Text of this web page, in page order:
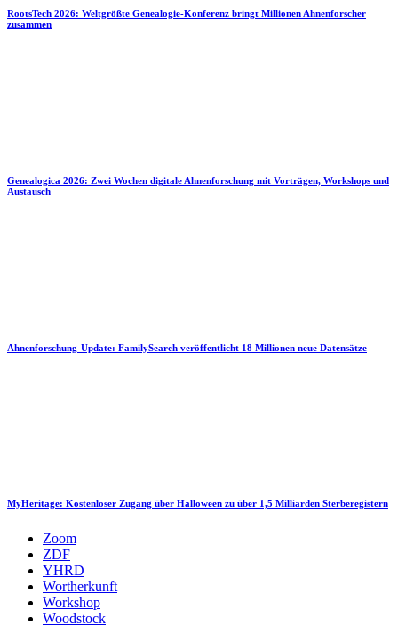
RootsTech 2026: Weltgrößte Genealogie-Konferenz bringt Millionen Ahnenforscher
zusammen
Genealogica 2026: Zwei Wochen digitale Ahnenforschung mit Vorträgen, Workshops und
Austausch
Ahnenforschung-Update: FamilySearch veröffentlicht 18 Millionen neue Datensätze
MyHeritage: Kostenloser Zugang über Halloween zu über 1,5 Milliarden Sterberegistern
Zoom
ZDF
YHRD
Wortherkunft
Workshop
Woodstock